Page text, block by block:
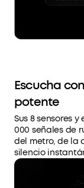
Escucha
potente
Sus 8 sensores
000 señales de
del metro, de la
silencio